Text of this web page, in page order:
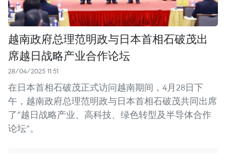
越南政府总理范明政与日本首相石破茂出
席越日战略产业合作论坛
28/04/2025 11:51
在日本首相石破茂正式访问越南期间，4月28日下
午，越南政府总理范明政与日本首相石破茂共同出席
了“越日战略产业、高科技、绿色转型及半导体合作
论坛”。